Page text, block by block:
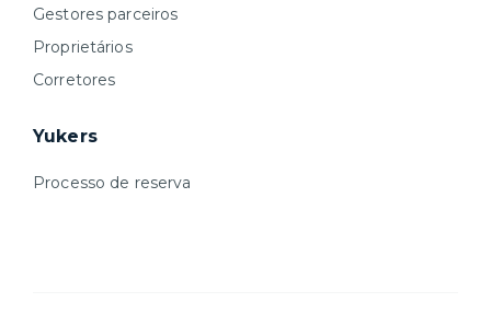
Gestores parceiros
Proprietários
Corretores
Yukers
Processo de reserva